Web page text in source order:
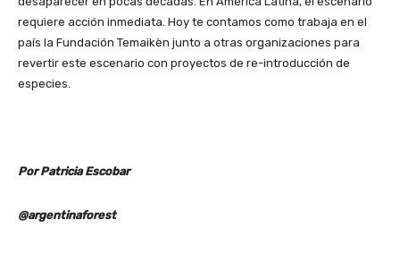
requiere acción inmediata. Hoy te contamos como trabaja en el
país la Fundación Temaikèn junto a otras organizaciones para
revertir este escenario con proyectos de re-introducción de
especies.
Por Patricia Escobar
@argentinaforest